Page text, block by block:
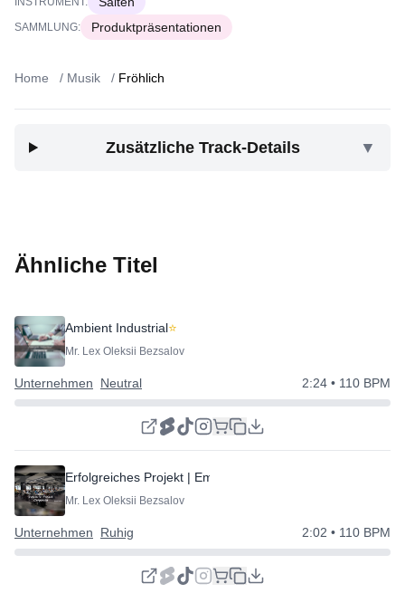
SAMMLUNG: Produktpräsentationen
Home / Musik / Fröhlich
Zusätzliche Track-Details ▼
Ähnliche Titel
Ambient Industrial⭐
Mr. Lex Oleksii Bezsalov
Unternehmen Neutral 2:24 • 110 BPM
Erfolgreiches Projekt | Empfang halten
Mr. Lex Oleksii Bezsalov
Unternehmen Ruhig 2:02 • 110 BPM